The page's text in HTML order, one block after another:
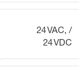
24 VAC, /
24 VDC